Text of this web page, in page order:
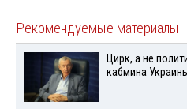
Рекомендуемые материалы
Цирк, а не
кабмина